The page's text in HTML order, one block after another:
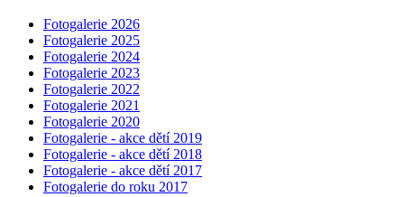
Fotogalerie 2026
Fotogalerie 2025
Fotogalerie 2024
Fotogalerie 2023
Fotogalerie 2022
Fotogalerie 2021
Fotogalerie 2020
Fotogalerie - akce dětí 2019
Fotogalerie - akce dětí 2018
Fotogalerie - akce dětí 2017
Fotogalerie do roku 2017